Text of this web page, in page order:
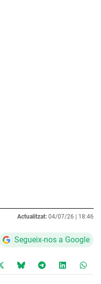
Actualitzat: 04/07/26 | 18:46
Segueix-nos a Google